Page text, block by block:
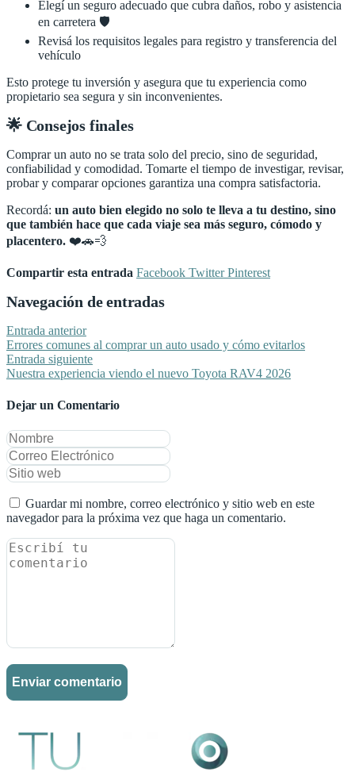
Elegí un seguro adecuado que cubra daños, robo y asistencia
en carretera 🛡️
Revisá los requisitos legales para registro y transferencia del
vehículo
Esto protege tu inversión y asegura que tu experiencia como
propietario sea segura y sin inconvenientes.
🌟 Consejos finales
Comprar un auto no se trata solo del precio, sino de seguridad,
confiabilidad y comodidad. Tomarte el tiempo de investigar, revisar,
probar y comparar opciones garantiza una compra satisfactoria.
Recordá: un auto bien elegido no solo te lleva a tu destino, sino
que también hace que cada viaje sea más seguro, cómodo y
placentero. ❤️🚗💨
Compartir esta entrada Facebook TwitterPinterest
Navegación de entradas
Entrada anterior
Errores comunes al comprar un auto usado y cómo evitarlos
Entrada siguiente
Nuestra experiencia viendo el nuevo Toyota RAV4 2026
Dejar un Comentario
Guardar mi nombre, correo electrónico y sitio web en este
navegador para la próxima vez que haga un comentario.